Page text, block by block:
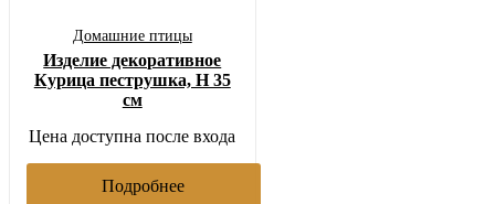
Домашние птицы
Изделие декоративное
Курица пеструшка, H 35
см
Цена доступна после входа
Подробнее